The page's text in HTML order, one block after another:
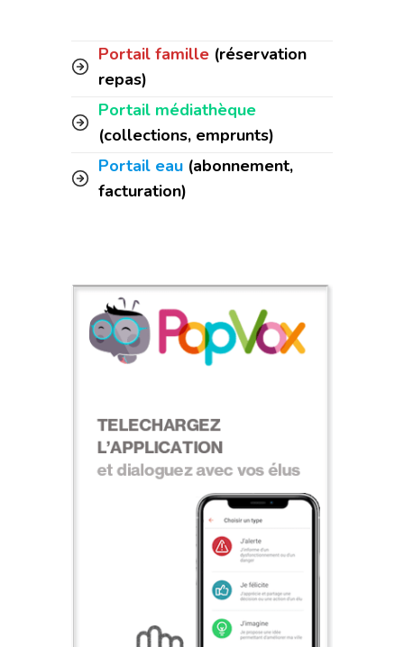
Portail famille (réservation
repas)
Portail médiathèque
(collections, emprunts)
Portail eau (abonnement,
facturation)